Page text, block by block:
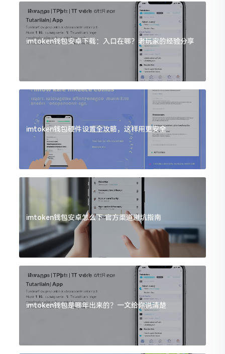
imtoken钱包安卓下载：入口在哪？老玩家的经验分享
imtoken钱包硬件设置全攻略，这样用更安全
imtoken钱包安卓怎么下 官方渠道避坑指南
imtoken钱包是哪年出来的？一文给你说清楚